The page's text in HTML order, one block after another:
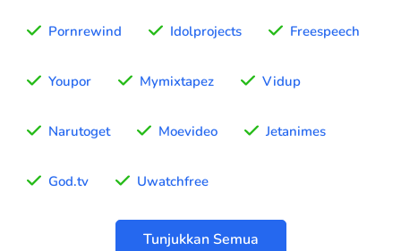
Pornrewind Idolprojects Freespeech
Youpor Mymixtapez Vidup
Narutoget Moevideo Jetanimes
God.tv Uwatchfree
Tunjukkan Semua